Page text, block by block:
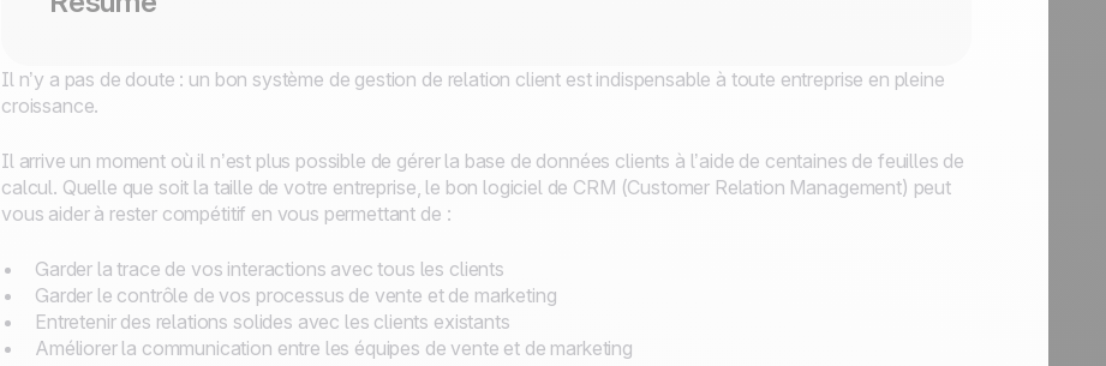
Il n’y a pas de doute : un bon système de gestion de relation client est indispensable à toute entreprise en pleine
croissance.
Il arrive un moment où il n’est plus possible de gérer la base de données clients à l’aide de centaines de feuilles de
calcul. Quelle que soit la taille de votre entreprise, le bon logiciel de CRM (Customer Relation Management) peut
vous aider à rester compétitif en vous permettant de :
Garder la trace de vos interactions avec tous les clients
Garder le contrôle de vos processus de vente et de marketing
Entretenir des relations solides avec les clients existants
Améliorer la communication entre les équipes de vente et de marketing